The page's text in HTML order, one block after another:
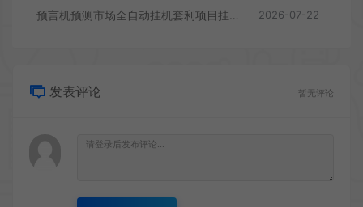
预言机预测市场全自动挂机套利项目挂机脚本，日均30+USD 2026-07-22
发表评论 暂无评论